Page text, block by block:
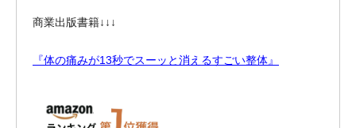
商業出版書籍↓↓↓
『体の痛みが13秒でスーッと消えるすごい整体』